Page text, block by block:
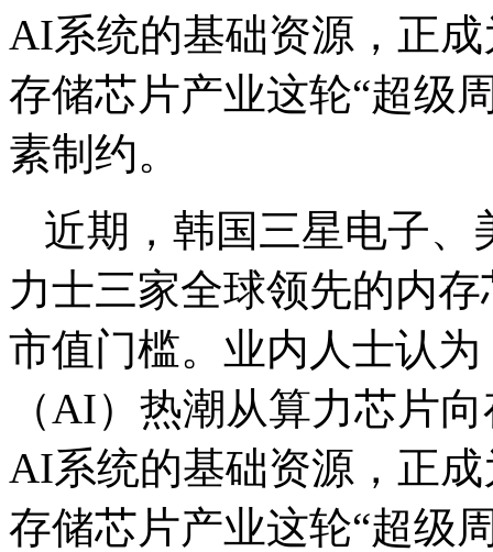
AI系统的基础资源，正
存储芯片产业这轮“超级
素制约。
近期，韩国三星电子、
力士三家全球领先的内
市值门槛。业内人士认
（AI）热潮从算力芯片
AI系统的基础资源，正
存储芯片产业这轮“超级